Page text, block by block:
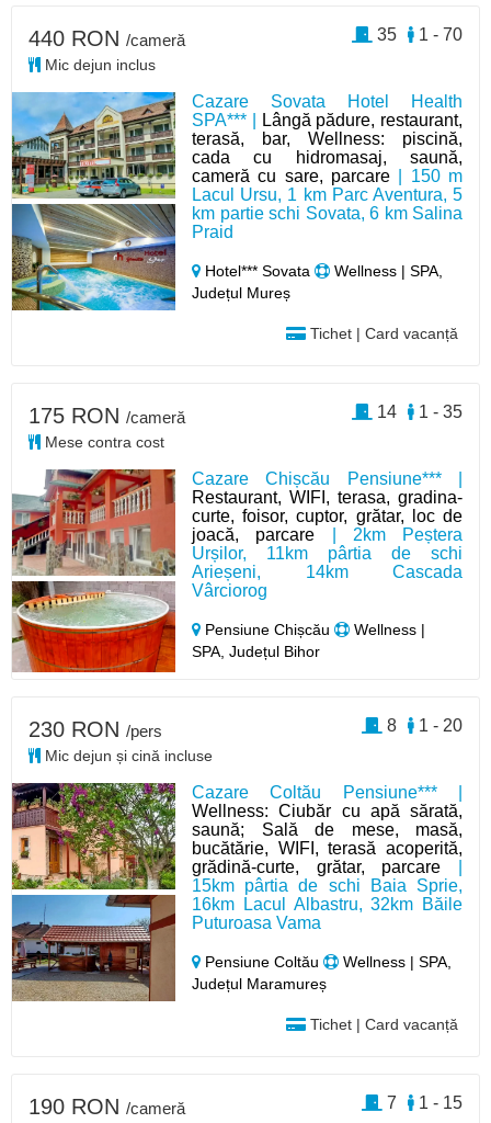
Cazare Sovata Hotel Health
SPA*** |
Lângă pădure, restaurant,
terasă, bar, Wellness: piscină,
cada cu hidromasaj, saună,
cameră cu sare, parcare | 150 m
Lacul Ursu, 1 km Parc Aventura, 5
km partie schi Sovata, 6 km Salina
Praid
Hotel*** Sovata
Wellness | SPA,
Județul Mureș
Tichet | Card vacanță
440 RON /cameră
Mic dejun inclus
1 - 70
35
Cazare Chișcău Pensiune*** |
Restaurant, WIFI, terasa, gradina-
curte, foisor, cuptor, grătar, loc de
joacă, parcare | 2km Peștera
Urșilor, 11km pârtia de schi
Arieșeni, 14km Cascada
Vârciorog
Pensiune Chișcău
Wellness |
SPA, Județul Bihor
175 RON /cameră
Mese contra cost
1 - 35
14
Cazare Coltău Pensiune*** |
Wellness: Ciubăr cu apă sărată,
saună; Sală de mese, masă,
bucătărie, WIFI, terasă acoperită,
grădină-curte, grătar, parcare
15km pârtia de schi Baia Sprie,
16km Lacul Albastru, 32km Băile
Puturoasa Vama
Pensiune Coltău
Wellness | SPA,
Județul Maramureș
Tichet | Card vacanță
230 RON /pers
Mic dejun și cină incluse
1 - 20
8
190 RON /cameră 1 - 15
7